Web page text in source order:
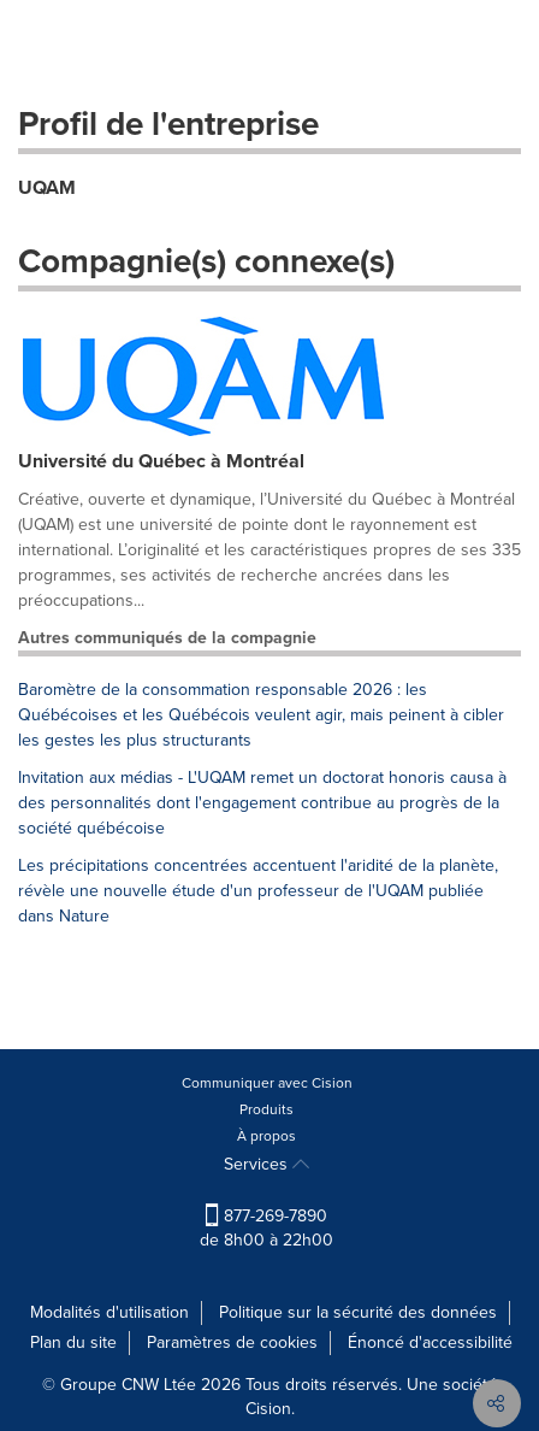
Profil de l'entreprise
UQAM
Compagnie(s) connexe(s)
Université du Québec à Montréal
Créative, ouverte et dynamique, l’Université du Québec à Montréal
(UQAM) est une université de pointe dont le rayonnement est
international. L’originalité et les caractéristiques propres de ses 335
programmes, ses activités de recherche ancrées dans les
préoccupations...
Autres communiqués de la compagnie
Baromètre de la consommation responsable 2026 : les
Québécoises et les Québécois veulent agir, mais peinent à cibler
les gestes les plus structurants
Invitation aux médias - L'UQAM remet un doctorat honoris causa à
des personnalités dont l'engagement contribue au progrès de la
société québécoise
Les précipitations concentrées accentuent l'aridité de la planète,
révèle une nouvelle étude d'un professeur de l'UQAM publiée
dans Nature
Communiquer avec Cision
Produits
À propos
Services
877-269-7890
de 8h00 à 22h00
Modalités d'utilisation
Politique sur la sécurité des données
Plan du site
Paramètres de cookies
Énoncé d'accessibilité
© Groupe CNW Ltée 2026 Tous droits réservés. Une société
Cision.